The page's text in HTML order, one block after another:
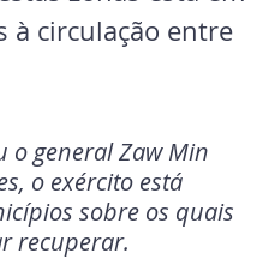
à circulação entre
o general Zaw Min
o exército está
sobre os quais
recuperar.